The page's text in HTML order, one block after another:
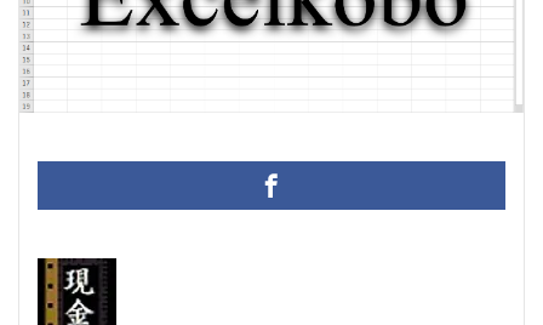
バッハ全集
バロック ファイル
フォーム
プログラムインストラクター
ホテル旅館宿泊業
マクロ設定
メルマガ配信ツール
メールの振り分け
BWV
Complete Bach Works